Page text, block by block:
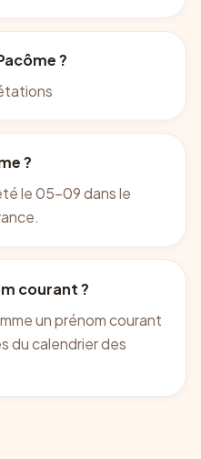
?
?
le 05-09 dans le
courant ?
un prénom courant
du calendrier des